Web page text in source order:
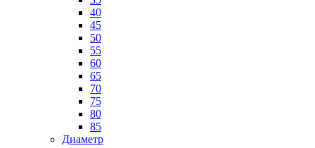
40
45
50
55
60
65
70
75
80
85
Диаметр